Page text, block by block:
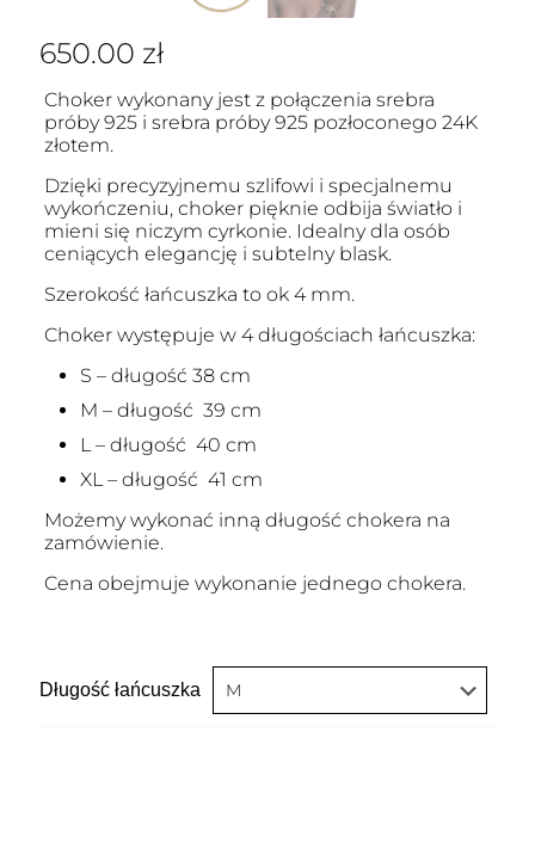
650.00 zł
Choker wykonany jest z połączenia srebra
próby 925 i srebra próby 925 pozłoconego 24K
złotem.
Dzięki precyzyjnemu szlifowi i specjalnemu
wykończeniu, choker pięknie odbija światło i
mieni się niczym cyrkonie. Idealny dla osób
ceniących elegancję i subtelny blask.
Szerokość łańcuszka to ok 4 mm.
Choker występuje w 4 długościach łańcuszka:
S – długość 38 cm
M – długość 39 cm
L – długość 40 cm
XL – długość 41 cm
Możemy wykonać inną długość chokera na
zamówienie.
Cena obejmuje wykonanie jednego chokera.
Długość łańcuszka